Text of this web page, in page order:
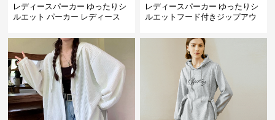
レディースパーカー ゆったりシ
ルエット パーカー レディース
レディースパーカー ゆったりシ
ルエットフード付きジップアウ